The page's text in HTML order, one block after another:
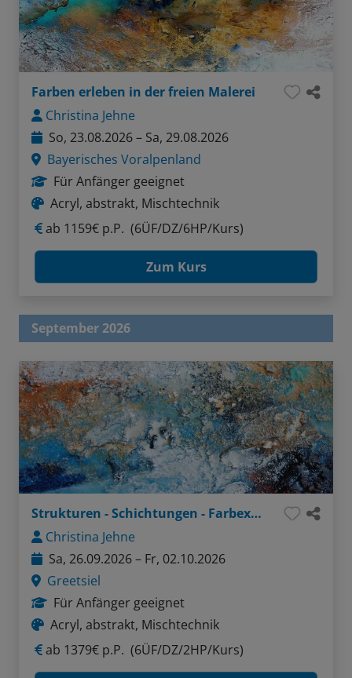
Farben erleben in der freien Malerei
Christina Jehne
So, 23.08.2026 – Sa, 29.08.2026
Bayerisches Voralpenland
Für Anfänger geeignet
Acryl, abstrakt, Mischtechnik
ab 1159€ p.P. (6ÜF/DZ/6HP/Kurs)
Zum Kurs
September 2026
Strukturen - Schichtungen - Farbexperimente
Christina Jehne
Sa, 26.09.2026 – Fr, 02.10.2026
Greetsiel
Für Anfänger geeignet
Acryl, abstrakt, Mischtechnik
ab 1379€ p.P. (6ÜF/DZ/2HP/Kurs)